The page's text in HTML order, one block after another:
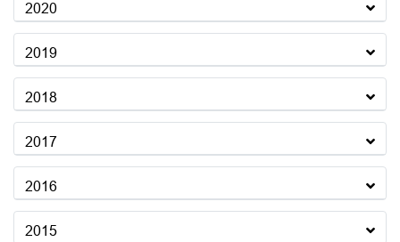
2020
2019
2018
2017
2016
2015